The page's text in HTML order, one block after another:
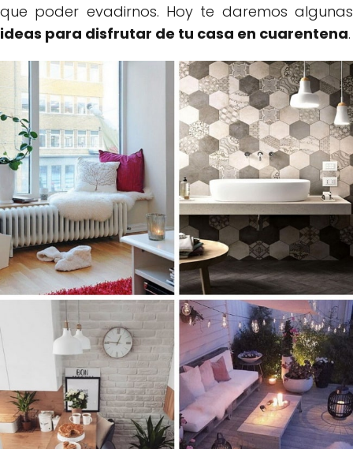
que poder evadirnos. Hoy te daremos algunas
ideas para disfrutar de tu casa en cuarentena.